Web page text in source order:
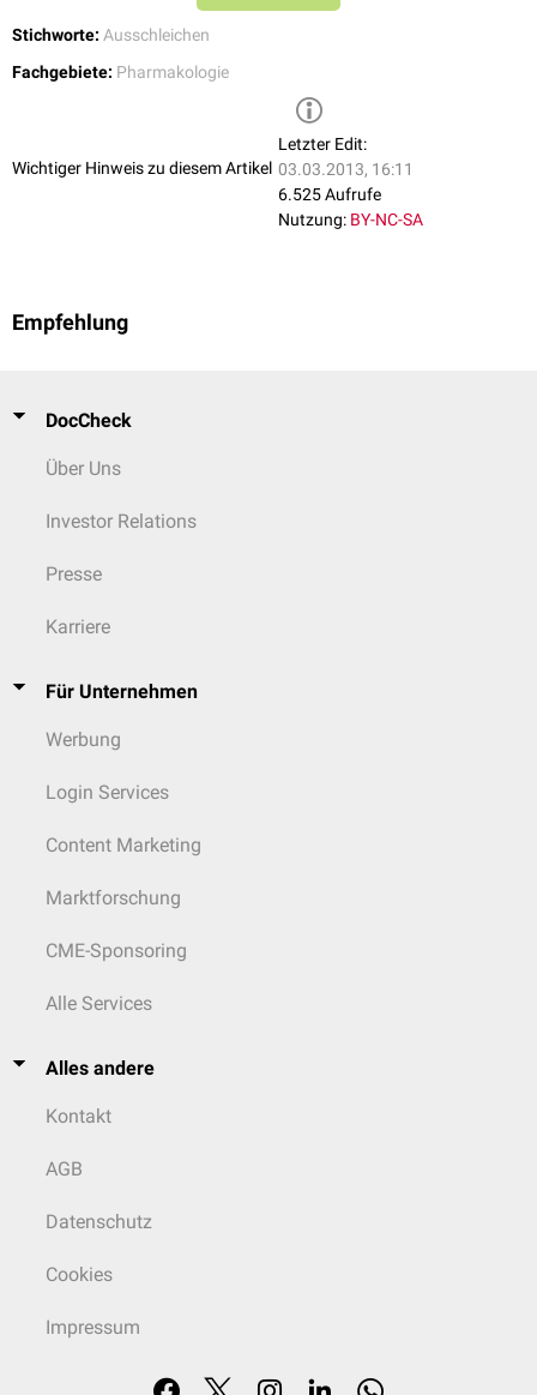
Stichworte: Ausschleichen
Fachgebiete: Pharmakologie
Wichtiger Hinweis zu diesem Artikel
Letzter Edit:
03.03.2013, 16:11
6.525 Aufrufe
Nutzung: BY-NC-SA
Empfehlung
DocCheck
Über Uns
Investor Relations
Presse
Karriere
Für Unternehmen
Werbung
Login Services
Content Marketing
Marktforschung
CME-Sponsoring
Alle Services
Alles andere
Kontakt
AGB
Datenschutz
Cookies
Impressum